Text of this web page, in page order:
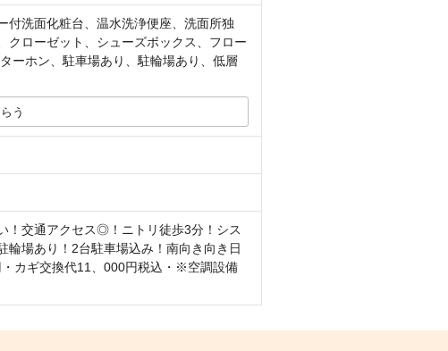
付洗面化粧台、温水洗浄便座、洗面所独
クローゼット、シューズボックス、フロー
ーホン、駐車場あり、駐輪場あり、低層
う
！交通アクセス◎！ニトリ徒歩3分！シス
輪場あり！2台駐車場込み！南向き向き日
・カギ交換代11、000円税込・※空調設備